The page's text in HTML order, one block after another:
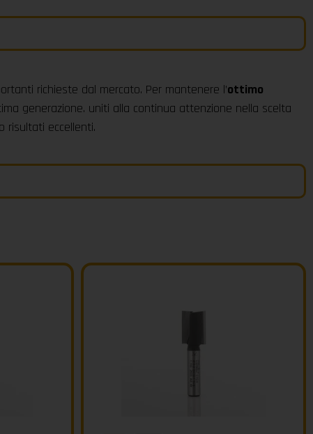
richieste dal mercato. Per mantenere l’ottimo
generazione. uniti alla continua attenzione nella scelta
risultati eccellenti.